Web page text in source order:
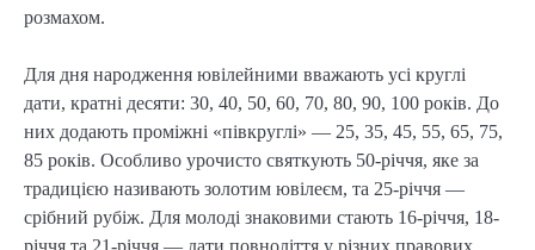
розмахом.
Для дня народження ювілейними вважають усі круглі
дати, кратні десяти: 30, 40, 50, 60, 70, 80, 90, 100 років. До
них додають проміжні «півкруглі» — 25, 35, 45, 55, 65, 75,
85 років. Особливо урочисто святкують 50-річчя, яке за
традицією називають золотим ювілеєм, та 25-річчя —
срібний рубіж. Для молоді знаковими стають 16-річчя, 18-
річчя та 21-річчя — дати повноліття у різних правових